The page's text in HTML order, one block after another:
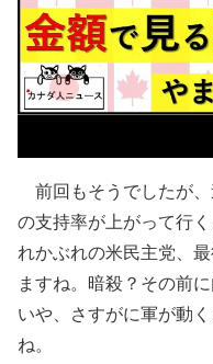
前回もそうでしたが
の支持率が上がって行
れかぶれの米民主党、
ますね。暗殺？その前
いや、さすがに軍が動
ね。